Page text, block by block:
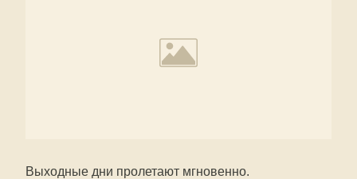
Выходные дни пролетают мгновенно.